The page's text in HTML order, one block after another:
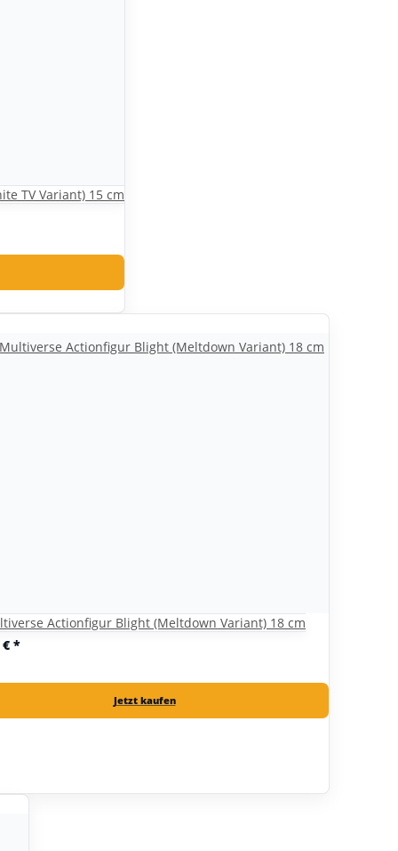
TV Variant) 15 cm
Actionfigur Blight (Meltdown Variant) 18 cm
€ *
Jetzt kaufen